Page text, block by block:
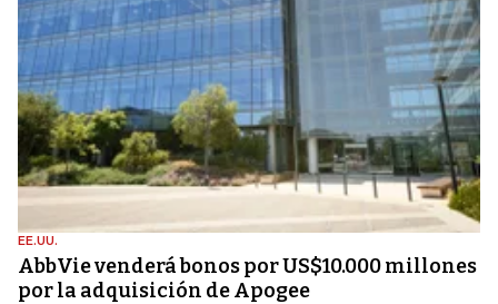
EE.UU.
AbbVie venderá bonos por US$10.000 millones
por la adquisición de Apogee